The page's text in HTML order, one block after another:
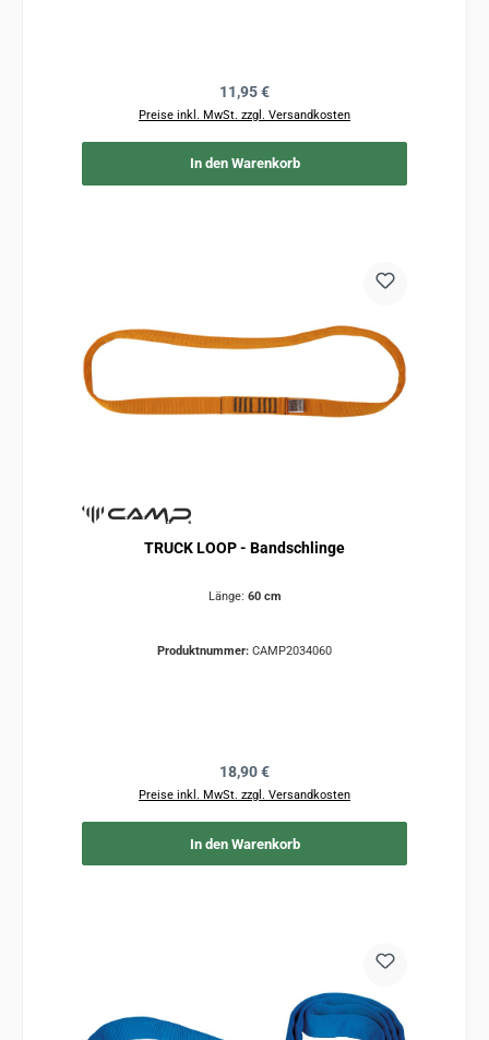
Regulärer Preis:
11,95 €
Preise inkl. MwSt. zzgl. Versandkosten
In den Warenkorb
TRUCK LOOP - Bandschlinge
Länge: 60 cm
Produktnummer: CAMP2034060
Regulärer Preis:
18,90 €
Preise inkl. MwSt. zzgl. Versandkosten
In den Warenkorb